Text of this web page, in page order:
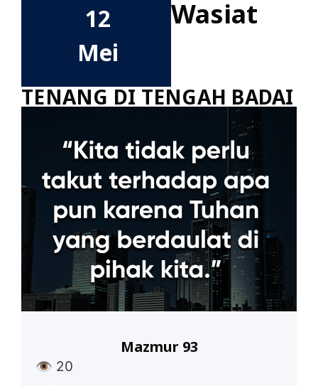
12
Mei
Wasiat
TENANG DI TENGAH BADAI
👁 20
Mazmur 93